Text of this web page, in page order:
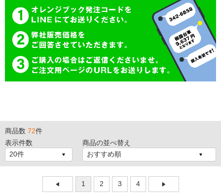
商品数 72件
表示件数
商品の並べ替え
1 2 3 4